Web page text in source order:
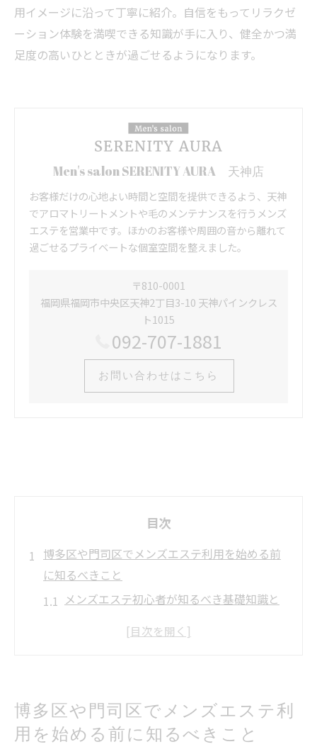
用イメージに沿って丁寧に紹介。自信をもってリラクゼ
ーション体験を満喫できる知識が手に入り、健全かつ満
足度の高いひとときが過ごせるようになります。
Men's salon SERENITY AURA 天神店
お客様だけの心地よい時間と空間を提供できるよう、天神
でアロマトリートメントや毛のメンテナンスを行うメンズ
エステを営業中です。ほかのお客様や周囲の音から離れて
過ごせるプライベートな個室空間を整えました。
〒810-0001
福岡県福岡市中央区天神2丁目3-10 天神パインクレス
ト1015
092-707-1881
お問い合わせはこちら
目次
博多区や門司区でメンズエステ利用を始める前
に知るべきこと
メンズエステ初心者が知るべき基礎知識と
理解しよう
トラブル回避に役立つメンズエステ利用前
博多区や門司区でメンズエステ利
用を始める前に知るべきこと